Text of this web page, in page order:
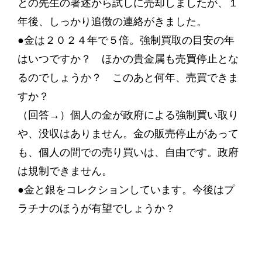
との先生の著述から試しに売却しましたが、１
年後、しっかり追徴の連絡がきました。
●金は２０２４年で５倍。強制買取の目安の年
はいつですか？ ほかの貴金属も売買停止とな
るのでしょうか？ このあと何年、売買できま
すか？
（回答→）個人の金が政府による強制買い取り
や、没収はありません。金の販売停止があって
も、個人の間での売り買いは、自由です。政府
は規制できません。
●金と銀をコレクションしています。今後はプ
ラチナのほうが有望でしょうか？